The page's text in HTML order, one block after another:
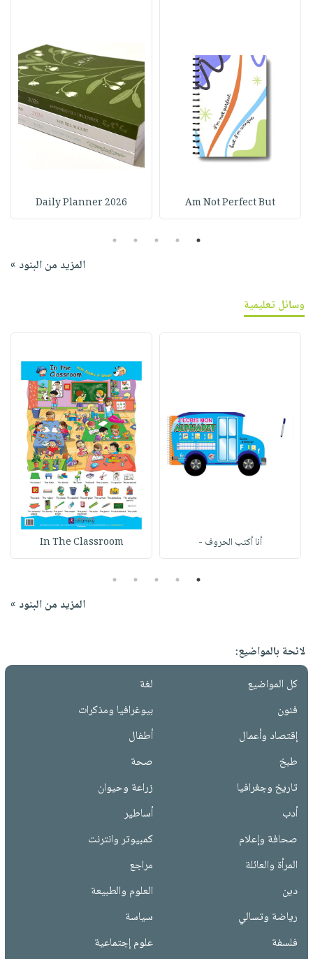
Am Not Perfect But
2026 Daily Planner
1
2
3
4
5
المزيد من البنود »
وسائل تعليمية
أنا أكتب الحروف - In The Classroom
1
2
3
4
5
المزيد من البنود »
لائحة بالمواضيع:
كل المواضيع
لغة
فنون
بيوغرافيا ومذكرات
إقتصاد وأعمال
أطفال
طبخ
صحة
تاريخ وجغرافيا
زراعة وحيوان
أدب
أساطير
صحافة وإعلام
كمبيوتر وانترنت
المرأة والعائلة
مراجع
دين
العلوم والطبيعة
رياضة وتسالي
سياسة
فلسفة
علوم إجتماعية